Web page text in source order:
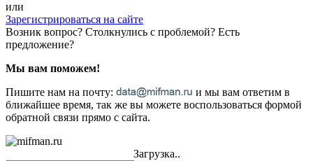
или
Зарегистрироваться на сайте
Возник вопрос? Столкнулись с проблемой? Есть
предложение?
Мы вам поможем!
Пишите нам на почту:
и мы вам ответим в
ближайшее время, так же вы можете воспользоваться формой
обратной связи прямо с сайта.
Загрузка..